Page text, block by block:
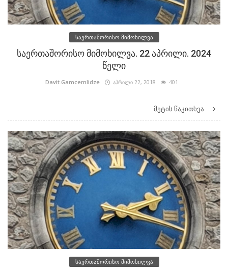
საერთაშორისო მიმოხილვა
საერთაშორისო მიმოხილვა. 22 აპრილი. 2024
წელი
Davit.Gamcemlidze აპრილი 22, 2018 401
მეტის წაკითხვა
საერთაშორისო მიმოხილვა